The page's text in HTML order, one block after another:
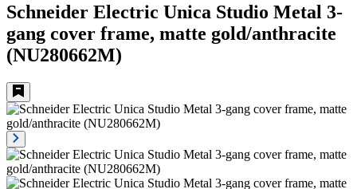
Schneider Electric Unica Studio Metal 3-
gang cover frame, matte gold/anthracite
(NU280662M)